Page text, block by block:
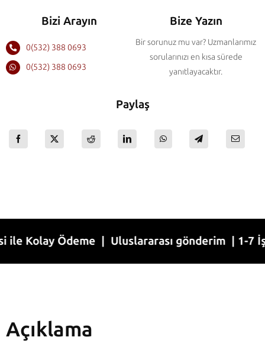
Bizi Arayın
0(532) 388 0693
0(532) 388 0693
Bize Yazın
Bir sorunuz mu var? Uzmanlarımız
sorularınızı en kısa sürede
yanıtlayacaktır.
Paylaş
Ödeme | Uluslararası gönderim | 1-7 İş
Açıklama